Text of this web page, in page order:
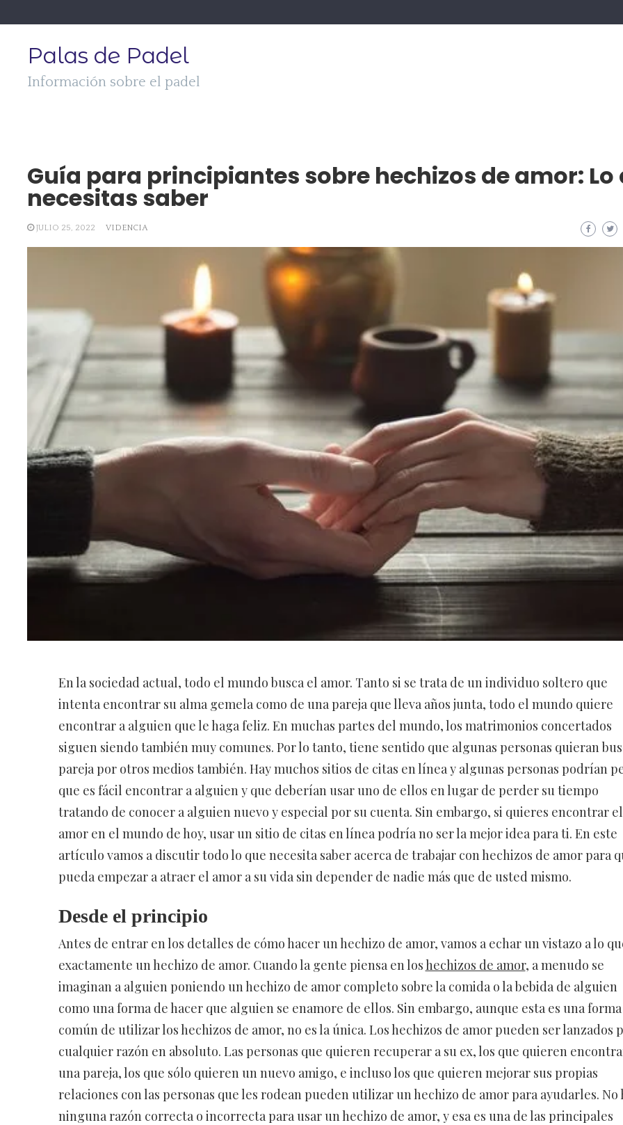
to
Palas de Padel
Información sobre el padel
Guía para principiantes sobre hechizos de amor: Lo
necesitas saber
JULIO 25, 2022 VIDENCIA
En la sociedad actual, todo el mundo busca el amor. Tanto si se trata de un individuo soltero que
intenta encontrar su alma gemela como de una pareja que lleva años junta, todo el mundo quiere
encontrar a alguien que le haga feliz. En muchas partes del mundo, los matrimonios concertados
siguen siendo también muy comunes. Por lo tanto, tiene sentido que algunas personas quieran
pareja por otros medios también. Hay muchos sitios de citas en línea y algunas personas podrían
que es fácil encontrar a alguien y que deberían usar uno de ellos en lugar de perder su tiempo
tratando de conocer a alguien nuevo y especial por su cuenta. Sin embargo, si quieres encontrar el
amor en el mundo de hoy, usar un sitio de citas en línea podría no ser la mejor idea para ti. En este
artículo vamos a discutir todo lo que necesita saber acerca de trabajar con hechizos de amor para
pueda empezar a atraer el amor a su vida sin depender de nadie más que de usted mismo.
Desde el principio
Antes de entrar en los detalles de cómo hacer un hechizo de amor, vamos a echar un vistazo a lo
exactamente un hechizo de amor. Cuando la gente piensa en loshechizos de amor, a menudo se
imaginan a alguien poniendo un hechizo de amor completo sobre la comida o la bebida de alguien
como una forma de hacer que alguien se enamore de ellos. Sin embargo, aunque esta es una
común de utilizar los hechizos de amor, no es la única. Los hechizos de amor pueden ser lanzados
cualquier razón en absoluto. Las personas que quieren recuperar a su ex, los que quieren
una pareja, los que sólo quieren un nuevo amigo, e incluso los que quieren mejorar sus propias
relaciones con las personas que les rodean pueden utilizar un hechizo de amor para ayudarles. No
ninguna razón correcta o incorrecta para usar un hechizo de amor, y esa es una de las principales